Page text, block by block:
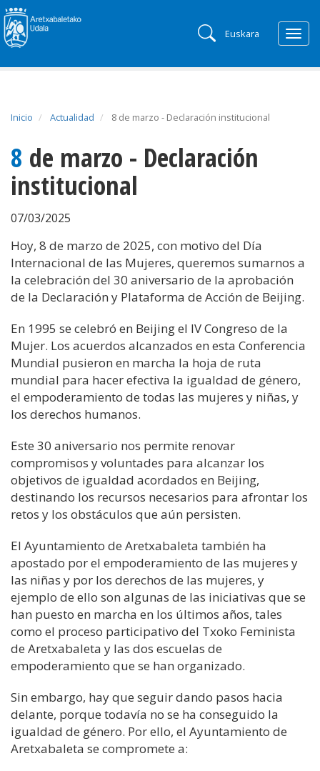
Euskara
Inicio Actualidad 8 de marzo - Declaración institucional
8 de marzo - Declaración
institucional
07/03/2025
Hoy, 8 de marzo de 2025, con motivo del Día
Internacional de las Mujeres, queremos sumarnos a
la celebración del 30 aniversario de la aprobación
de la Declaración y Plataforma de Acción de Beijing.
En 1995 se celebró en Beijing el IV Congreso de la
Mujer. Los acuerdos alcanzados en esta Conferencia
Mundial pusieron en marcha la hoja de ruta
mundial para hacer efectiva la igualdad de género,
el empoderamiento de todas las mujeres y niñas, y
los derechos humanos.
Este 30 aniversario nos permite renovar
compromisos y voluntades para alcanzar los
objetivos de igualdad acordados en Beijing,
destinando los recursos necesarios para afrontar los
retos y los obstáculos que aún persisten.
El Ayuntamiento de Aretxabaleta también ha
apostado por el empoderamiento de las mujeres y
las niñas y por los derechos de las mujeres, y
ejemplo de ello son algunas de las iniciativas que se
han puesto en marcha en los últimos años, tales
como el proceso participativo del Txoko Feminista
de Aretxabaleta y las dos escuelas de
empoderamiento que se han organizado.
Sin embargo, hay que seguir dando pasos hacia
delante, porque todavía no se ha conseguido la
igualdad de género. Por ello, el Ayuntamiento de
Aretxabaleta se compromete a: